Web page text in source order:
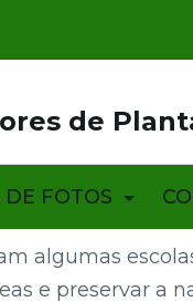
de
FOTOS
algumas
e preservar a